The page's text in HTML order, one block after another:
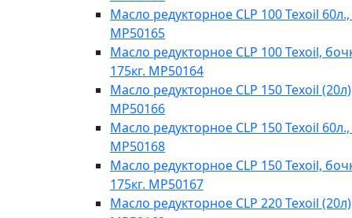
Масло редукторное CLP 100 Texoil
MP50165
Масло редукторное CLP 100 Texoil,
175кг. MP50164
Масло редукторное CLP 150 Texoil (20л)
MP50166
Масло редукторное CLP 150 Texoil
MP50168
Масло редукторное CLP 150 Texoil,
175кг. MP50167
Масло редукторное CLP 220 Texoil (20л)